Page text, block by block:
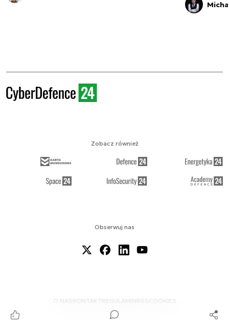
Obserwuj nas
O NAS KONTAKTREGULAMINRSS COOKIES
Zobacz również